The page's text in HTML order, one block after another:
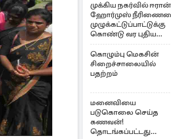
முக்கிய நகர்வில்
ஹோர்முஸ்
முழுக்கட்டுப்பாட்டுக்கு
கொண்டு வர புதிய
சட்டமூலம்
கொழும்பு மெகசின்
சிறைச்சாலையில்
பதற்றம்
மனைவியை
படுகொலை செய்த
கணவன்!
தொடங்கப்பட்டது